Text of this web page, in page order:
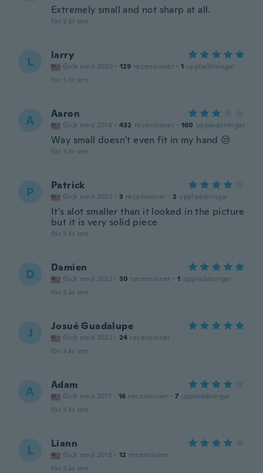
Extremely small and not sharp at all.
för 3 år sen
L larry
Gick med 2020 · 129 recensioner · 1 uppladdningar
för 3 år sen
A Aaron
Gick med 2014 · 432 recensioner · 160 uppladdningar
Way small doesn't even fit in my hand 😒
för 3 år sen
P Patrick
Gick med 2023 · 3 recensioner · 2 uppladdningar
It's alot smaller than it looked in the picture
but it is very solid piece
för 3 år sen
D Damien
Gick med 2022 · 30 recensioner · 1 uppladdningar
för 3 år sen
J Josué Guadalupe
Gick med 2022 · 24 recensioner
för 3 år sen
A Adam
Gick med 2017 · 16 recensioner · 7 uppladdningar
för 3 år sen
L Liann
Gick med 2018 · 12 recensioner
för 3 år sen